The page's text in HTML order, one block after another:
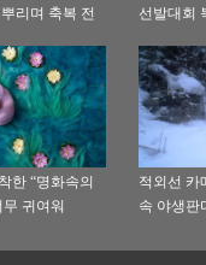
리며 축복 전
선발대회
한 “명화속의
귀여워
적외선 카
속 야생판